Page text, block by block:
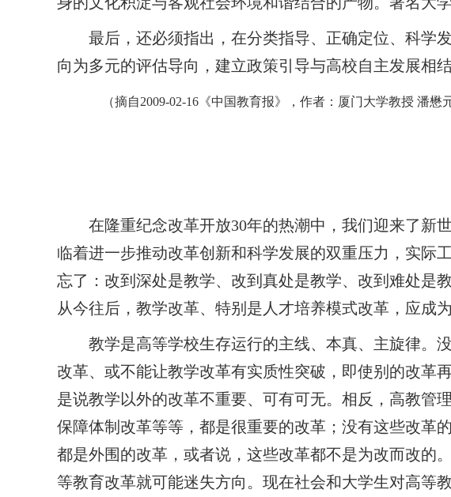
最后，还必须指出，在分类指导、正确定位、科学
向为多元的评估导向，建立政策引导与高校自主发展相
（摘自2009-02-16《中国教育报》，作者：厦门大学教授 潘懋元
在隆重纪念改革开放30年的热潮中，我们迎来了新
临着进一步推动改革创新和科学发展的双重压力，实际
忘了：改到深处是教学、改到真处是教学、改到难处是
从今往后，教学改革、特别是人才培养模式改革，应成
教学是高等学校生存运行的主线、本真、主旋律。
改革、或不能让教学改革有实质性突破，即使别的改革
是说教学以外的改革不重要、可有可无。相反，高教管
保障体制改革等等，都是很重要的改革；没有这些改革
都是外围的改革，或者说，这些改革都不是为改而改的
等教育改革就可能迷失方向。现在社会和大学生对高等